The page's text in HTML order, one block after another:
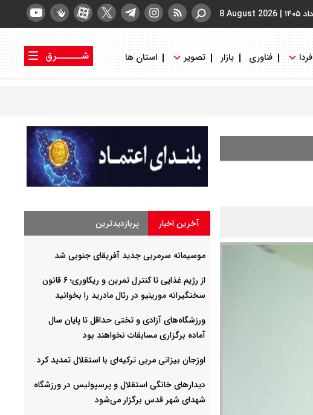
|
8 August 2026
فردا فناوری بازار تصویر استان ها
شــــــرق
آخرین اخبار پربازدیدترین
موسیمانه سرمربی جدید آفریقای جنوبی شد
از رژیم غذایی تا کنترل تمرین و ریکاوری؛ ۶ قانون
سختگیرانه مورینیو در رئال مادرید را بخوانید
ورزشگاه‌های آزادی و تختی حداقل تا پایان سال
آماده برگزاری مسابقات نخواهند بود
اوزجان بیزاتی مربی ترکیه‌ای با استقلال تمدید کرد
دیدارهای خانگی استقلال و پرسپولیس در ورزشگاه
شهدای شهر قدس برگزار می‌شود